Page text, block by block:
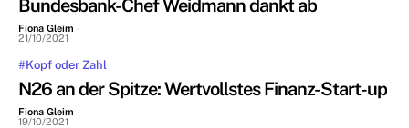
Bundesbank-Chef Weidmann dankt ab
Fiona Gleim -
21/10/2021
#Kopf oder Zahl
N26 an der Spitze: Wertvollstes Finanz-Start-up
Fiona Gleim -
19/10/2021